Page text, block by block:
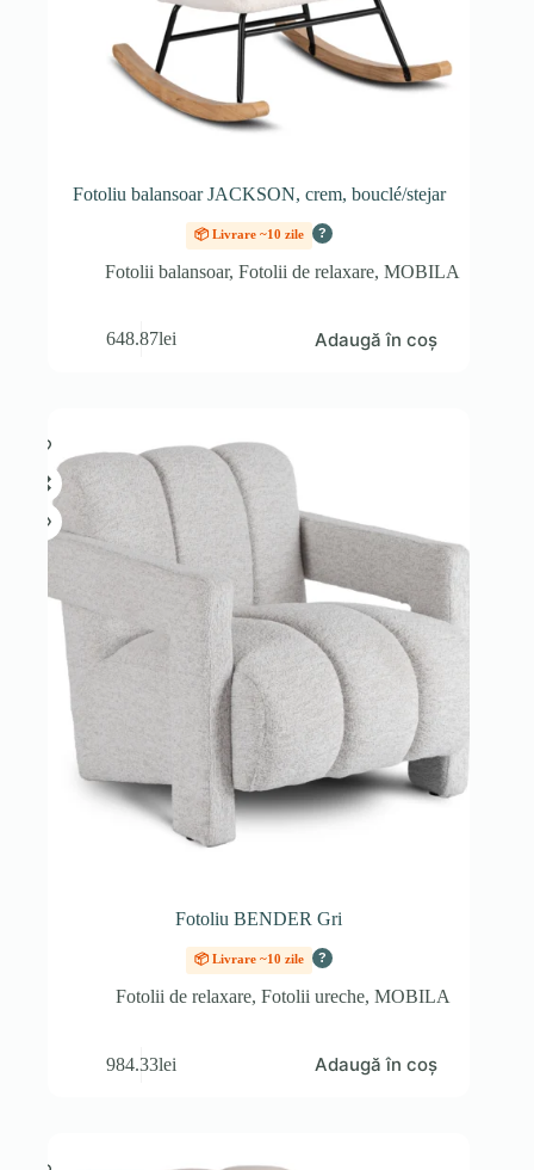
Fotoliu balansoar JACKSON, crem, bouclé/stejar
📦 Livrare ~10 zile ?
Fotolii balansoar,Fotolii de relaxare,MOBILA
648.87lei Adaugă în coș
Fotoliu BENDER Gri
📦 Livrare ~10 zile ?
Fotolii de relaxare, Fotolii ureche, MOBILA
984.33lei Adaugă în coș